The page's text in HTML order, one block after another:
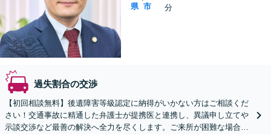
県 市
分
過失割合の交渉
【初回相談無料】後遺障害等級認定に納得がいかない方はご相談くだ
さい！交通事故に精通した弁護士が提携医と連携し、異議申し立てや
示談交渉など最善の解決へ全力を尽くします。ご来所が困難な場合も